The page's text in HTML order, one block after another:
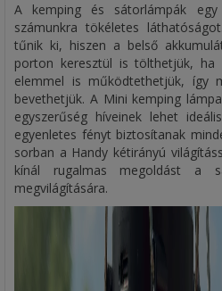
A kemping és sátorlámpák
számunkra tökéletes
tűnik ki, hiszen a belső
porton keresztül is tölthetjük, ha
elemmel is működtethetjük, így
bevethetjük. A Mini kemping
egyszerűség híveinek lehet
egyenletes fényt biztosítanak
sorban a Handy kétirányú
kínál rugalmas megoldást a
megvilágítására.